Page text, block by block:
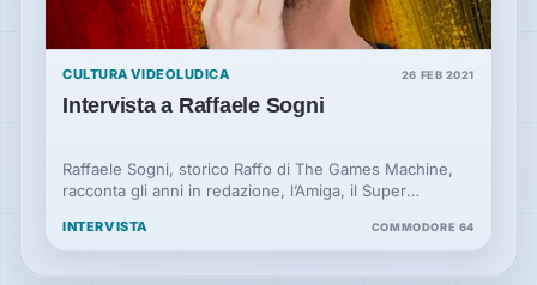
CULTURA VIDEOLUDICA 26 FEB 2021
Intervista a Raffaele Sogni
Raffaele Sogni, storico Raffo di The Games Machine,
racconta gli anni in redazione, l’Amiga, il Super
INTERVISTA COMMODORE 64